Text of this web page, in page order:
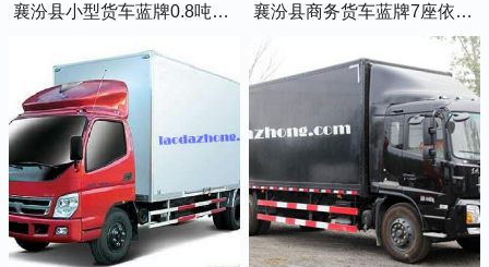
襄汾县小型货车蓝牌0.8吨小卡车 襄汾县商务货车蓝牌7座依维柯全顺车